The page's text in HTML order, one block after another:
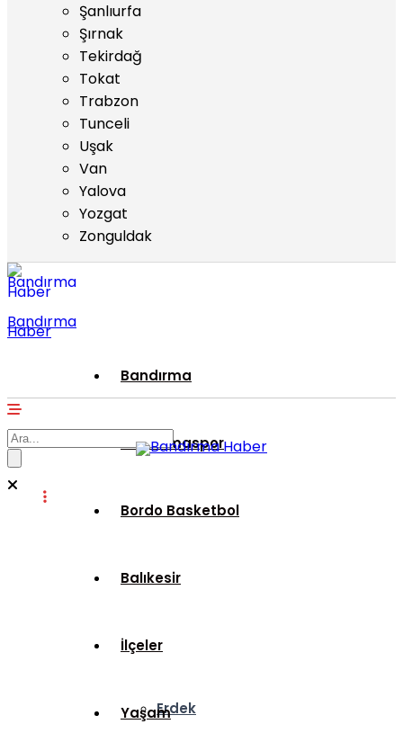
Şanlıurfa
Şırnak
Tekirdağ
Tokat
Trabzon
Tunceli
Uşak
Van
Yalova
Yozgat
Zonguldak
Bandırma
Haber
Bandırma
Bandırmaspor
Bordo Basketbol
Balıkesir
İlçeler
Erdek
Yaşam